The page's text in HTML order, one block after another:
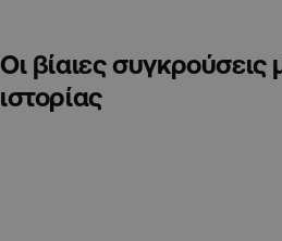
Οι βίαιες
ιστορίας